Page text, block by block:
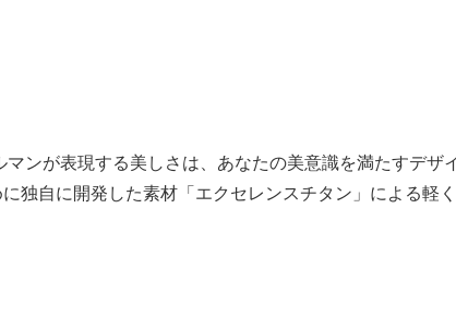
マンが表現する美しさは、あなたの美意識を満たすデザ
独自に開発した素材「エクセレンスチタン」による軽